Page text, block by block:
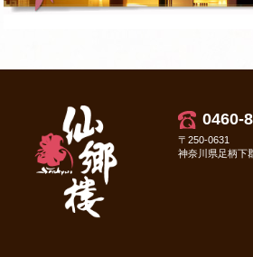
0460-
〒250-0631
神奈川県足柄下